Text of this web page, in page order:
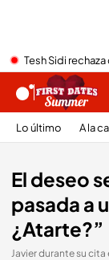
Tesh Sidi
Lo último A la
El deseo
pasada a
¿Atarte?”
Javier durante su cita